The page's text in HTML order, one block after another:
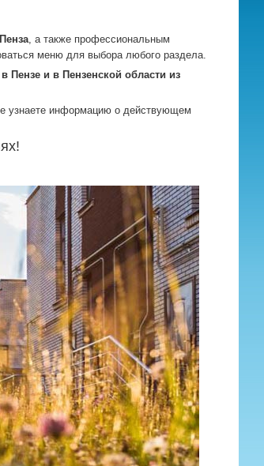
, а также профессиональным
меню для выбора любого раздела.
Пензе и в Пензенской области из
узнаете информацию о действующем